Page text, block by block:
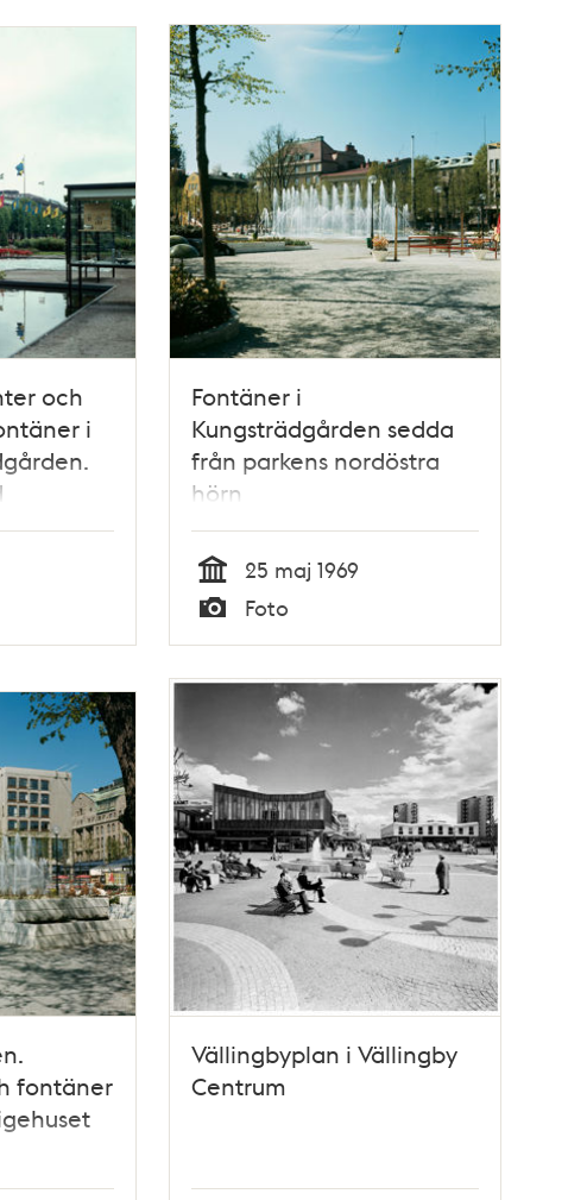
och
i
Fontäner i
Kungsträdgården sedda
från parkens nordöstra
hörn
Tid
25 maj 1969
Typ
Foto
fontäner
Vällingbyplan i Vällingby
Centrum